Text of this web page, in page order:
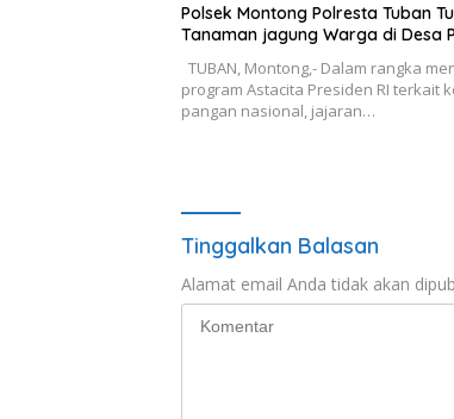
Polsek Montong Polresta Tuban
Tanaman jagung Warga di Desa
TUBAN, Montong,- Dalam rangka
program Astacita Presiden RI terkait
pangan nasional, jajaran…
Tinggalkan Balasan
Alamat email Anda tidak akan